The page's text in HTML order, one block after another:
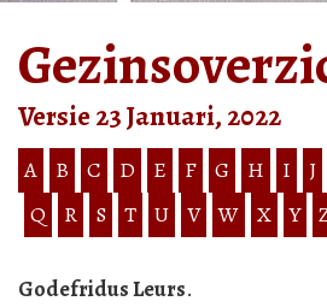
Versie 23 Januari, 2022
A B C D E F G H I J
Q
R S T U V W X Y
Godefridus Leurs.